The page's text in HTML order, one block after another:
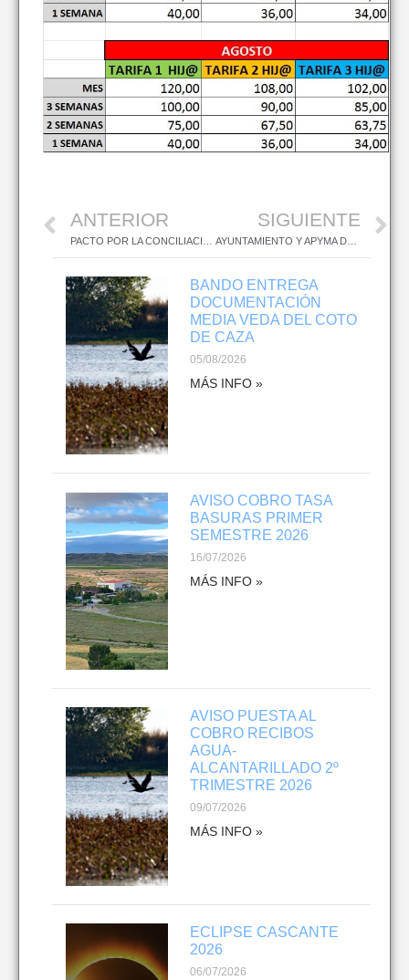
ANTERIOR SIGUIENTE
BANDO ENTREGA
DOCUMENTACIÓN
MEDIA VEDA DEL COTO
DE CAZA
05/08/2026
MÁS INFO »
AVISO COBRO TASA
BASURAS PRIMER
SEMESTRE 2026
16/07/2026
MÁS INFO »
AVISO PUESTA AL
COBRO RECIBOS
AGUA-
ALCANTARILLADO 2º
TRIMESTRE 2026
09/07/2026
MÁS INFO »
ECLIPSE CASCANTE
2026
06/07/2026